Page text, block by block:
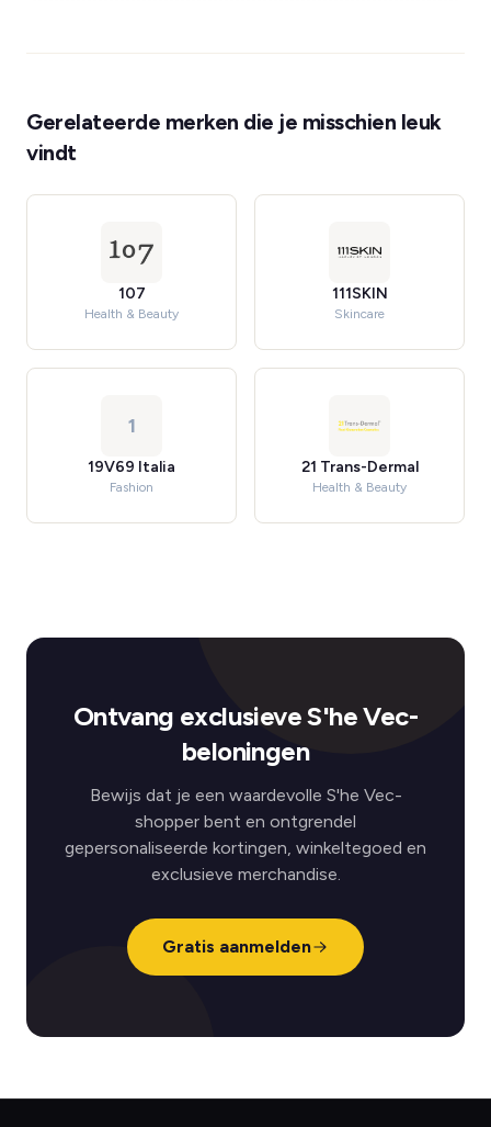
Gerelateerde merken die je misschien leuk
vindt
107
Health & Beauty
111SKIN
Skincare
1
19V69 Italia
Fashion
21 Trans-Dermal
Health & Beauty
Ontvang exclusieve S'he Vec-
beloningen
Bewijs dat je een waardevolle S'he Vec-
shopper bent en ontgrendel
gepersonaliseerde kortingen, winkeltegoed en
exclusieve merchandise.
Gratis aanmelden